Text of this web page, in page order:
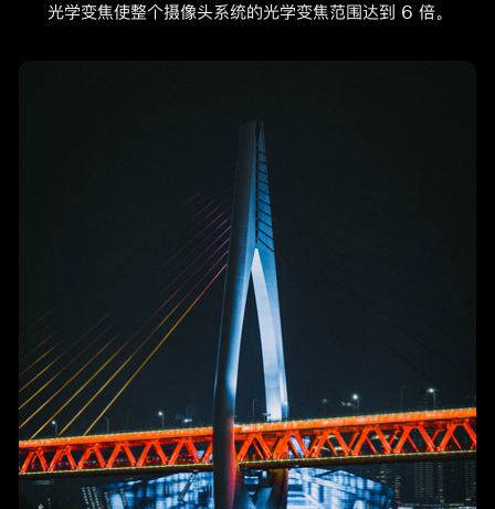
光学变焦使整个摄像头系统的光学变焦范围达到 6 倍。